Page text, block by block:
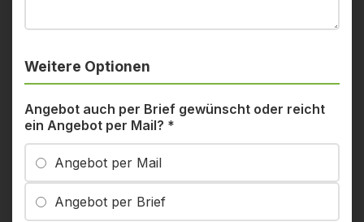
Weitere Optionen
Angebot auch per Brief gewünscht oder reicht
ein Angebot per Mail? *
Angebot per Mail
Angebot per Brief